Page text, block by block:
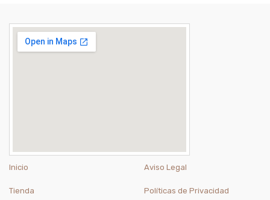
Inicio
Tienda
Aviso Legal
Políticas de Privacidad